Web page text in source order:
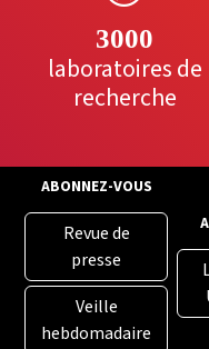
3000
laboratoires de
recherche
ABONNEZ-VOUS
Revue de
presse
Veille
hebdomadaire